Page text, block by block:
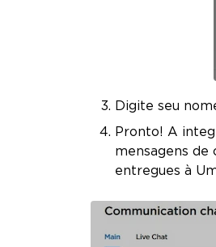
Digite seu
Pronto! A
mensagens de
entregues à